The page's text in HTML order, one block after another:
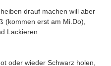
drauf machen will aber
(kommen erst am Mi.Do),
Lackieren.
oder wieder Schwarz holen,